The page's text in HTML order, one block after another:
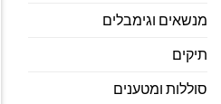
מנשאים וגימבלים
תיקים
סוללות ומטענים